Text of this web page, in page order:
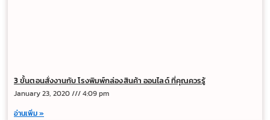
3 ขั้นตอนสั่งงานกับ โรงพิมพ์กล่องสินค้า ออนไลด์ ที่คุณควรรู้
January 23, 2020
4:09 pm
อ่านเพิ่ม »